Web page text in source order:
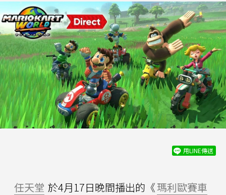
用LINE傳送
任天堂 於4月17日晚間播出的《瑪利歐賽車